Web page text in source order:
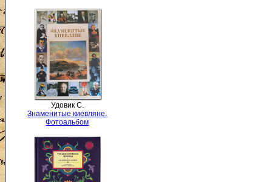
Удовик С.
Знаменитые киевляне.
Фотоальбом